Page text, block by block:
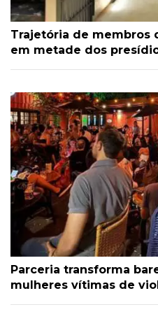
Trajetória de membros
em metade dos
Parceria transforma
mulheres vítimas de